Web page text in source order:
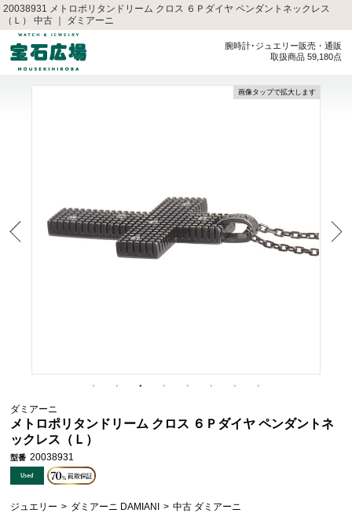
20038931 メトロポリタンドリーム クロス ６Ｐダイヤ ペンダントネックレス
（Ｌ） 中古 ｜ ダミアーニ
腕時計･ジュエリー販売・通販
取扱商品 59,180点
画像タップで拡大します
ダミアーニ
メトロポリタンドリーム クロス ６Ｐダイヤ ペンダントネ
ックレス（Ｌ）
型番 20038931
ジュエリー > ダミアーニ DAMIANI > 中古 ダミアーニ